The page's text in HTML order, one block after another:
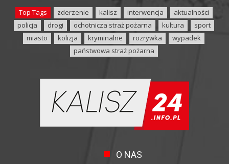
Top Tags zderzenie kalisz interwencja
aktualności
policja
drogi ochotnicza straż pożarna kultura
sport
miasto
kolizja kryminalne rozrywka
wypadek
państwowa straż pożarna
O NAS